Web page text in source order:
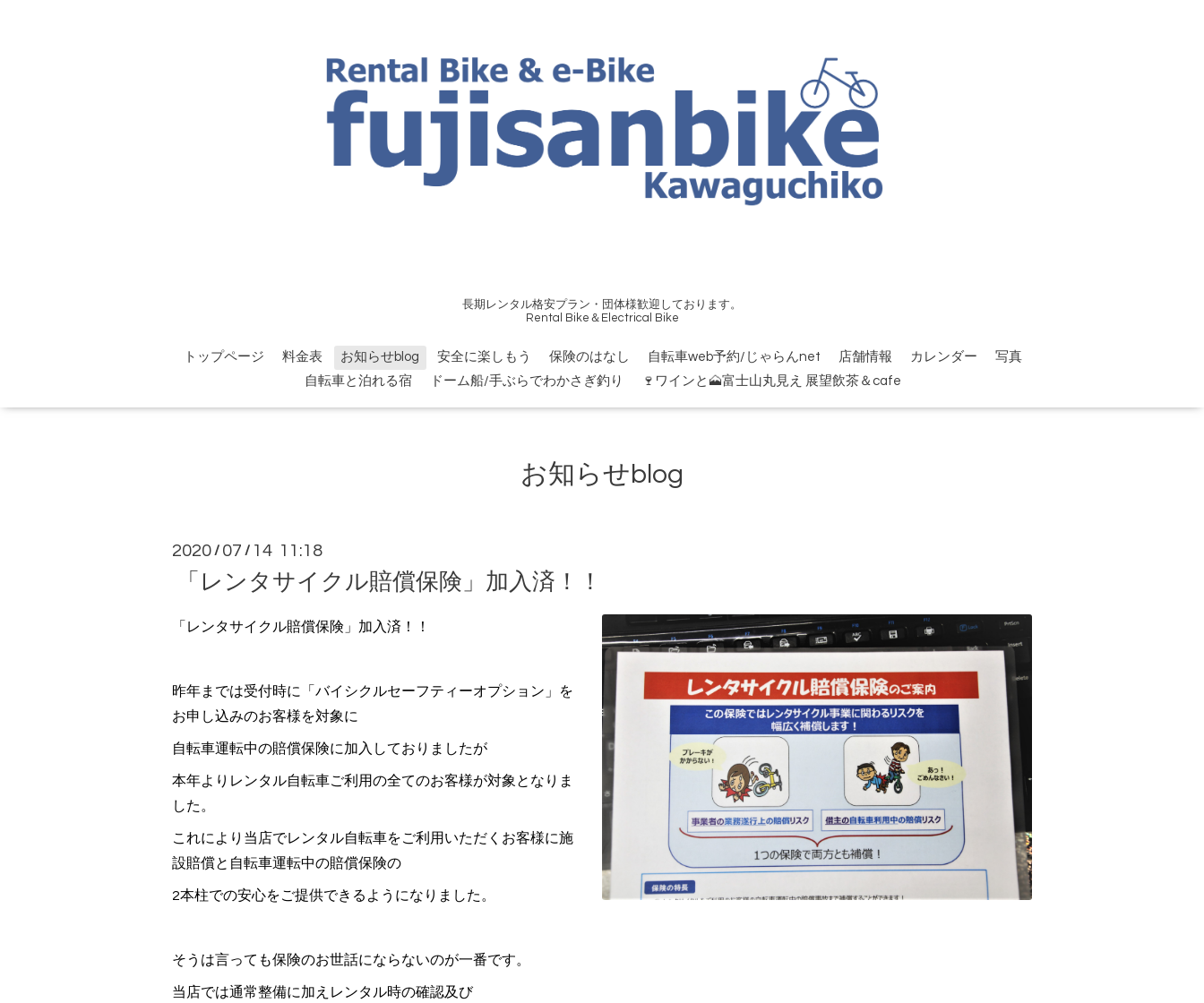
長期レンタル格安プラン・団体様歓迎しております。
Rental Bike＆Electrical Bike
トップページ 料金表 お知らせblog 安全に楽しもう 保険のはなし 自転車web予約/じゃらんnet 店舗情報 カレンダー
写真
自転車と泊れる宿
ドーム船/手ぶらでわかさぎ釣り 🍷ワインと🗻富士山丸見え 展望飲茶＆cafe
お知らせblog
2020 / 07 / 14 11:18
「レンタサイクル賠償保険」加入済！！
「レンタサイクル賠償保険」加入済！！
昨年までは受付時に「バイシクルセーフティーオプション」を
お申し込みのお客様を対象に
自転車運転中の賠償保険に加入しておりましたが
本年よりレンタル自転車ご利用の全てのお客様が対象となりま
した。
これにより当店でレンタル自転車をご利用いただくお客様に施
設賠償と自転車運転中の賠償保険の
2本柱での安心をご提供できるようになりました。
そうは言っても保険のお世話にならないのが一番です。
当店では通常整備に加えレンタル時の確認及び